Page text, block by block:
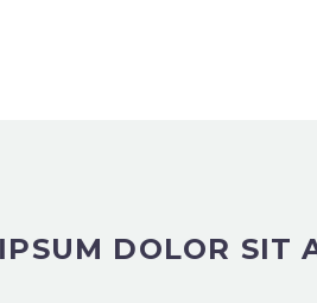
DOLOR SIT